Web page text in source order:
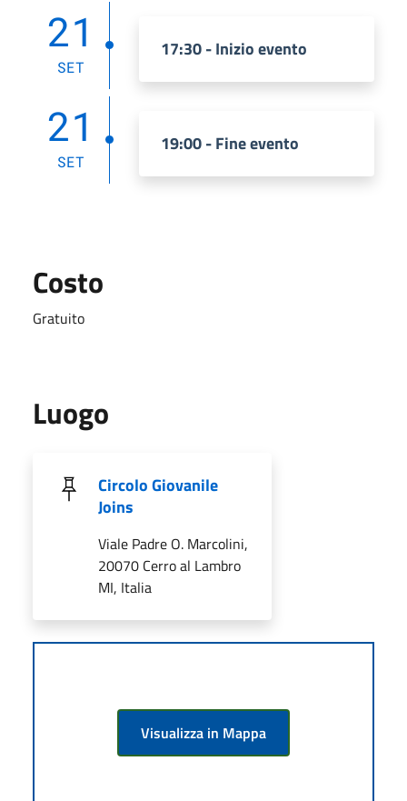
21
SET
17:30 - Inizio evento
21
SET
19:00 - Fine evento
Costo
Gratuito
Luogo
Circolo Giovanile
Joins
Viale Padre O. Marcolini,
20070 Cerro al Lambro
MI, Italia
Visualizza in Mappa